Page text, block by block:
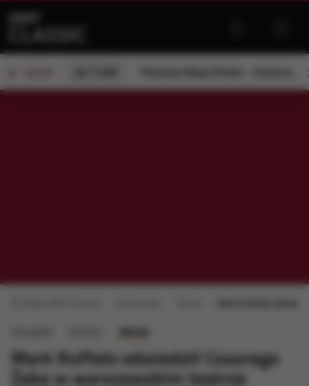
obraz
Mark Ruffalo odwiedził Cezarego
Żaka w warszawskim teatrze